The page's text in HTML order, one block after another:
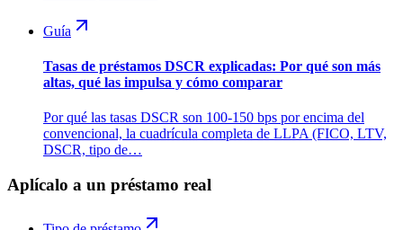
Guía
Tasas de préstamos DSCR explicadas: Por qué son más
altas, qué las impulsa y cómo comparar
Por qué las tasas DSCR son 100-150 bps por encima del
convencional, la cuadrícula completa de LLPA (FICO, LTV,
DSCR, tipo de…
Aplícalo a un préstamo real